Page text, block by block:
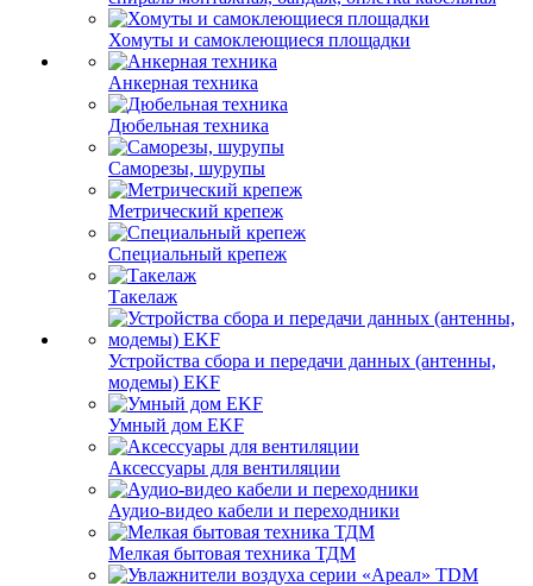
Хомуты и самоклеющиеся площадки
Анкерная техника
Дюбельная техника
Саморезы, шурупы
Метрический крепеж
Специальный крепеж
Такелаж
Устройства сбора и передачи данных (антенны,
модемы) EKF
Умный дом EKF
Аксессуары для вентиляции
Аудио-видео кабели и переходники
Мелкая бытовая техника ТДМ